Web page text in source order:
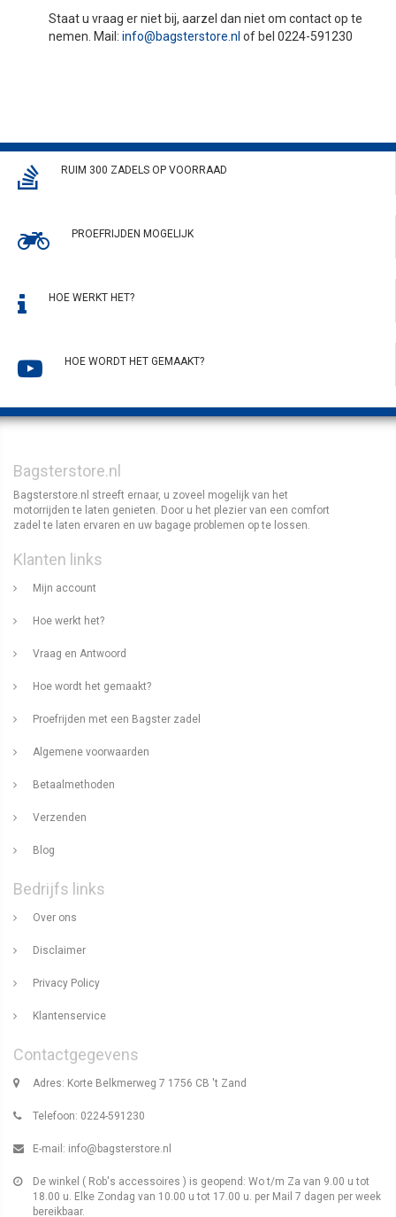
Staat u vraag er niet bij, aarzel dan niet om contact op te
nemen. Mail: info@bagsterstore.nl of bel 0224-591230
RUIM 300 ZADELS OP VOORRAAD
PROEFRIJDEN MOGELIJK
HOE WERKT HET?
HOE WORDT HET GEMAAKT?
Bagsterstore.nl
Bagsterstore.nl streeft ernaar, u zoveel mogelijk van het
motorrijden te laten genieten. Door u het plezier van een comfort
zadel te laten ervaren en uw bagage problemen op te lossen.
Klanten links
Mijn account
Hoe werkt het?
Vraag en Antwoord
Hoe wordt het gemaakt?
Proefrijden met een Bagster zadel
Algemene voorwaarden
Betaalmethoden
Verzenden
Blog
Bedrijfs links
Over ons
Disclaimer
Privacy Policy
Klantenservice
Contactgegevens
Adres: Korte Belkmerweg 7 1756 CB 't Zand
Telefoon: 0224-591230
E-mail: info@bagsterstore.nl
De winkel ( Rob's accessoires ) is geopend: Wo t/m Za van 9.00 u tot
18.00 u. Elke Zondag van 10.00 u tot 17.00 u. per Mail 7 dagen per week
bereikbaar.